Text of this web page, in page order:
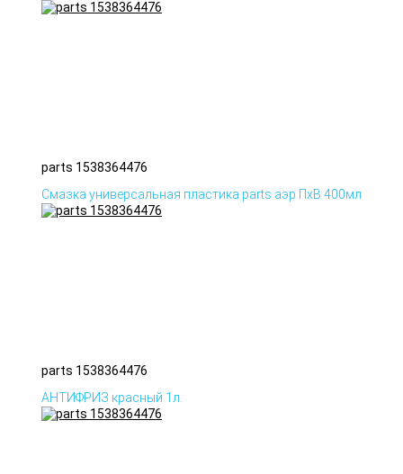
parts 1538364476
Смазка универсальная пластика parts аэр ПхВ 400мл
parts 1538364476
АНТИФРИЗ красный 1л.